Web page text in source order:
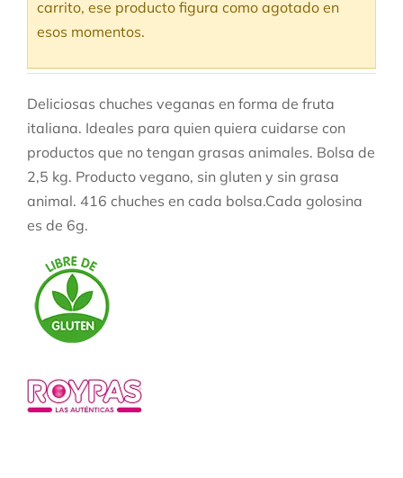
carrito, ese producto figura como agotado en
esos momentos.
Deliciosas chuches veganas en forma de fruta
italiana. Ideales para quien quiera cuidarse con
productos que no tengan grasas animales. Bolsa de
2,5 kg. Producto vegano, sin gluten y sin grasa
animal. 416 chuches en cada bolsa.Cada golosina
es de 6g.